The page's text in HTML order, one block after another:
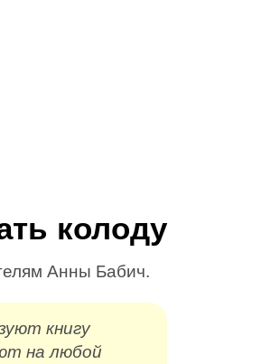
колоду
Анны Бабич.
книгу
на любой